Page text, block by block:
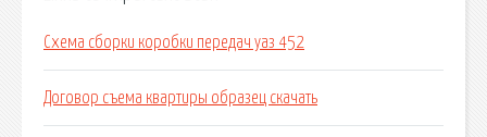
Схема сборки коробки передач уаз 452
Договор съема квартиры образец скачать